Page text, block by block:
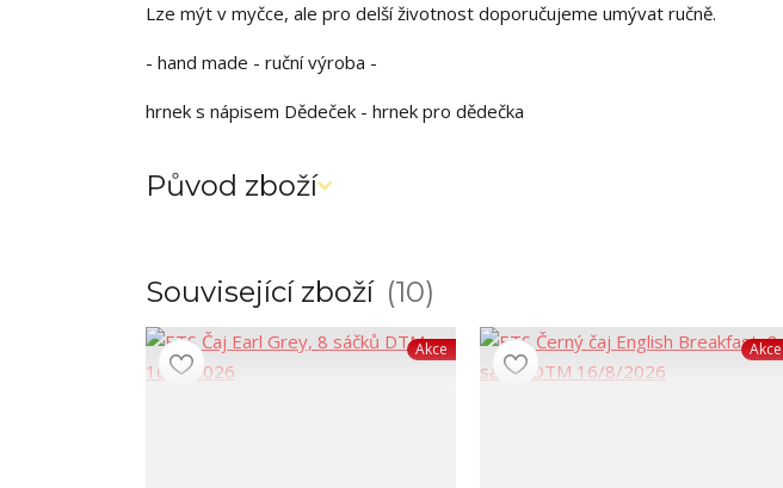
Lze mýt v myčce, ale pro delší životnost doporučujeme umývat ručně.
- hand made - ruční výroba -
hrnek s nápisem Dědeček - hrnek pro dědečka
Původ zboží
Související zboží 10
Akce Akce